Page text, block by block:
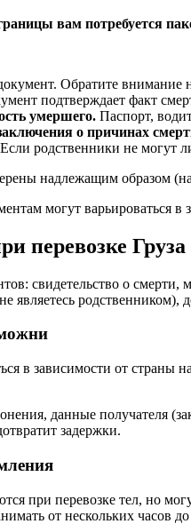
вам потребуется
Обратите внимание
подтверждает факт
умершего. Паспорт,
о причинах
Если родственники не могут
надлежащим образом
могут варьироваться
перевозке Груза
свидетельство о
являетесь
в зависимости от страны
данные получателя
задержки.
при перевозке тел, но
от нескольких часов